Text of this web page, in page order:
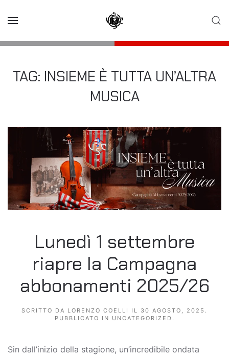
TAG: INSIEME È TUTTA UN’ALTRA
MUSICA
Lunedì 1 settembre
riapre la Campagna
abbonamenti 2025/26
SCRITTO DA LORENZO COELLI IL 30 AGOSTO, 2025 .
PUBBLICATO IN UNCATEGORIZED .
Sin dall’inizio della stagione, un’incredibile ondata